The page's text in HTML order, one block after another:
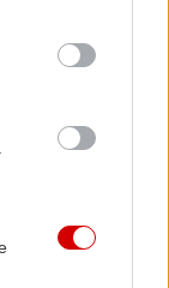
below Google
το 2010.
στο fitness,
τις σχολές
εξειδίκευση
συνέχεια,
«Λειτουργική
του
το «Άσκηση,
Πανεπιστημίου